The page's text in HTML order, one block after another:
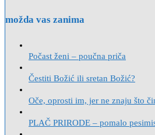
možda vas zanima
Počast ženi – poučna priča
Čestiti Božić ili sretan Božić?
Oče, oprosti im, jer ne znaju što
PLAČ PRIRODE – pomalo